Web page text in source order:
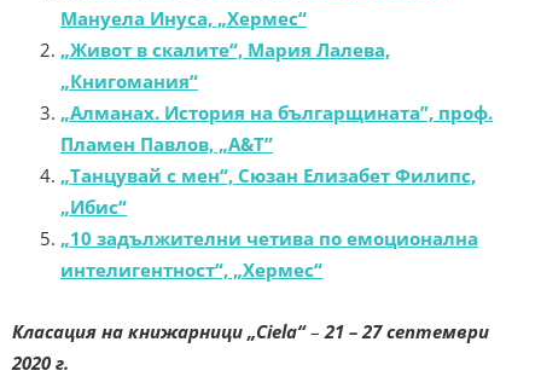
Мануела Инуса, „Хермес“
„Живот в скалите“, Мария Лалева,
„Книгомания“
„Алманах. История на българщината”, проф.
Пламен Павлов, „A&T”
„Танцувай с мен“, Сюзан Елизабет Филипс,
„Ибис“
„10 задължителни четива по емоционална
интелигентност“, „Хермес“
Класация на книжарници „Ciela“– 21 – 27 септември
2020 г.